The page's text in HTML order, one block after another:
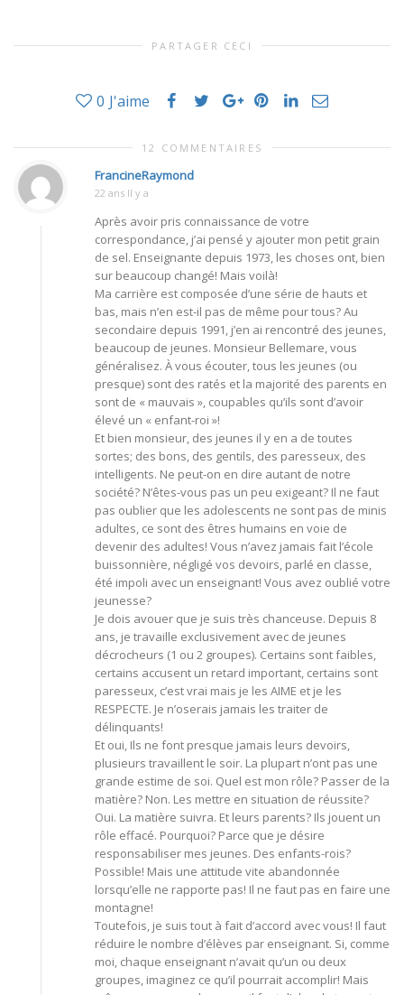
PARTAGER CECI
0 J'aime
12 COMMENTAIRES
FrancineRaymond
22 ans Il y a
Après avoir pris connaissance de votre
correspondance, j’ai pensé y ajouter mon petit grain
de sel. Enseignante depuis 1973, les choses ont, bien
sur beaucoup changé! Mais voilà!
Ma carrière est composée d’une série de hauts et
bas, mais n’en est-il pas de même pour tous? Au
secondaire depuis 1991, j’en ai rencontré des jeunes,
beaucoup de jeunes. Monsieur Bellemare, vous
généralisez. À vous écouter, tous les jeunes (ou
presque) sont des ratés et la majorité des parents en
sont de « mauvais », coupables qu’ils sont d’avoir
élevé un « enfant-roi »!
Et bien monsieur, des jeunes il y en a de toutes
sortes; des bons, des gentils, des paresseux, des
intelligents. Ne peut-on en dire autant de notre
société? N’êtes-vous pas un peu exigeant? Il ne faut
pas oublier que les adolescents ne sont pas de minis
adultes, ce sont des êtres humains en voie de
devenir des adultes! Vous n’avez jamais fait l’école
buissonnière, négligé vos devoirs, parlé en classe,
été impoli avec un enseignant! Vous avez oublié votre
jeunesse?
Je dois avouer que je suis très chanceuse. Depuis 8
ans, je travaille exclusivement avec de jeunes
décrocheurs (1 ou 2 groupes). Certains sont faibles,
certains accusent un retard important, certains sont
paresseux, c’est vrai mais je les AIME et je les
RESPECTE. Je n’oserais jamais les traiter de
délinquants!
Et oui, Ils ne font presque jamais leurs devoirs,
plusieurs travaillent le soir. La plupart n’ont pas une
grande estime de soi. Quel est mon rôle? Passer de la
matière? Non. Les mettre en situation de réussite?
Oui. La matière suivra. Et leurs parents? Ils jouent un
rôle effacé. Pourquoi? Parce que je désire
responsabiliser mes jeunes. Des enfants-rois?
Possible! Mais une attitude vite abandonnée
lorsqu’elle ne rapporte pas! Il ne faut pas en faire une
montagne!
Toutefois, je suis tout à fait d’accord avec vous! Il faut
réduire le nombre d’élèves par enseignant. Si, comme
moi, chaque enseignant n’avait qu’un ou deux
groupes, imaginez ce qu’il pourrait accomplir! Mais